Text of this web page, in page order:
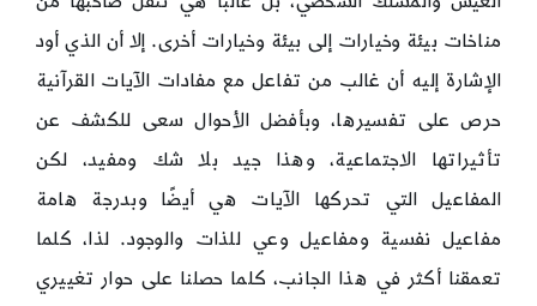
مناخات بيئة وخيارات إلى بيئة وخيارات أخرى. إلا أن الذي أود
الإشارة إليه أن غالب من تفاعل مع مفادات الآيات القرآنية
حرص على تفسيرها، وبأفضل الأحوال سعى للكشف عن
تأثيراتها الاجتماعية، وهذا جيد بلا شك ومفيد، لكن
المفاعيل التي تحركها الآيات هي أيضًا وبدرجة هامة
مفاعيل نفسية ومفاعيل وعي للذات والوجود. لذا، كلما
تعمقنا أكثر في هذا الجانب، كلما حصلنا على حوار تغييري